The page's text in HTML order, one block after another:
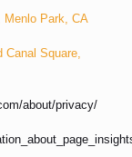
Menlo Park, CA
Canal Square,
about/privacy/